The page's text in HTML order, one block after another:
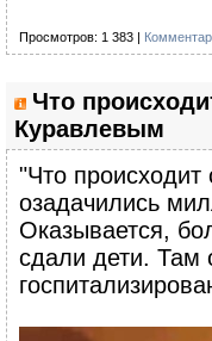
Просмотров: 1 383 |
Что
Куравлевым
"Что
озадачились
Оказывается,
сдали дети. Там